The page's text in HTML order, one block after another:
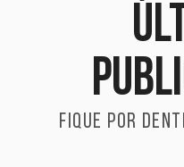
Fique por